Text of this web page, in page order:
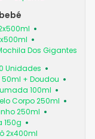
Dos Gigantes
Unidades
50ml + Doudou
100ml
Corpo 250ml
250ml
150g
2x400ml